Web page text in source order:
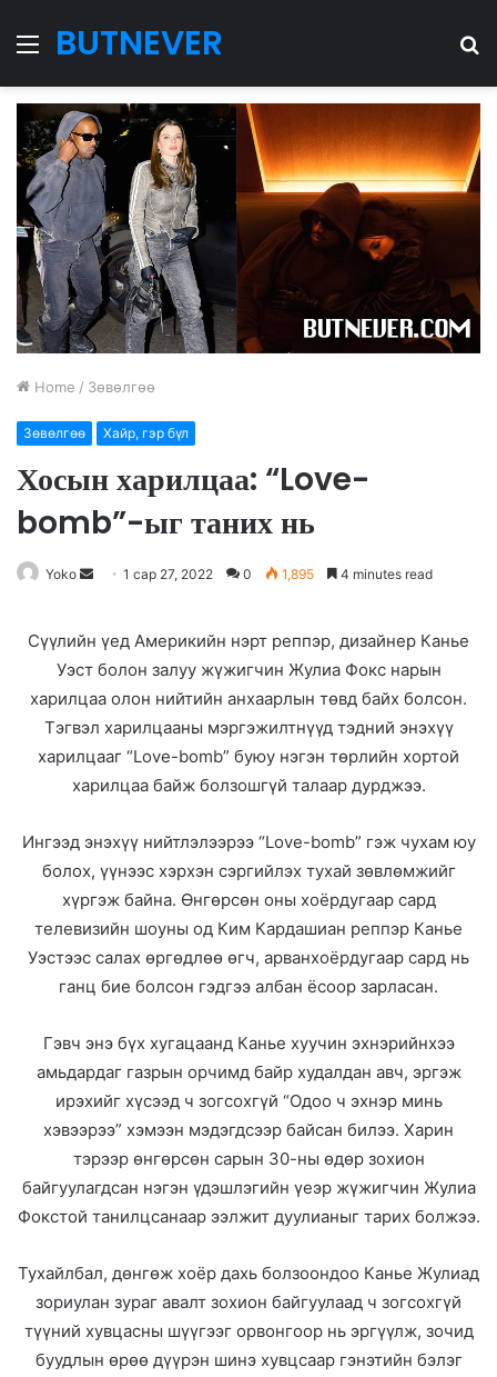
Menu
BUTNEVER
Home / Зөвөлгөө
Зөвөлгөө Хайр, гэр бүл
Хосын харилцаа: “Love-
bomb”-ыг таних нь
Yoko
a
n
e
m
a
l
1 сар 27, 2022 0 1,895 4 minutes read
Сүүлийн үед Америкийн нэрт реппэр, дизайнер Канье
Уэст болон залуу жүжигчин Жулиа Фокс нарын
харилцаа олон нийтийн анхаарлын төвд байх болсон.
Тэгвэл харилцааны мэргэжилтнүүд тэдний энэхүү
харилцааг “Love-bomb” буюу нэгэн төрлийн хортой
харилцаа байж болзошгүй талаар дурджээ.
Ингээд энэхүү нийтлэлээрээ “Love-bomb” гэж чухам юу
болох, үүнээс хэрхэн сэргийлэх тухай зөвлөмжийг
хүргэж байна. Өнгөрсөн оны хоёрдугаар сард
телевизийн шоуны од Ким Кардашиан реппэр Канье
Уэстээс салах өргөдлөө өгч, арванхоёрдугаар сард нь
ганц бие болсон гэдгээ албан ёсоор зарласан.
Гэвч энэ бүх хугацаанд Канье хуучин эхнэрийнхээ
амьдардаг газрын орчимд байр худалдан авч, эргэж
ирэхийг хүсээд ч зогсохгүй “Одоо ч эхнэр минь
хэвээрээ” хэмээн мэдэгдсээр байсан билээ. Харин
тэрээр өнгөрсөн сарын 30-ны өдөр зохион
байгуулагдсан нэгэн үдэшлэгийн үеэр жүжигчин Жулиа
Фокстой танилцсанаар ээлжит дуулианыг тарих болжээ.
Тухайлбал, дөнгөж хоёр дахь болзоондоо Канье Жулиад
зориулан зураг авалт зохион байгуулаад ч зогсохгүй
түүний хувцасны шүүгээг орвонгоор нь эргүүлж, зочид
буудлын өрөө дүүрэн шинэ хувцсаар гэнэтийн бэлэг